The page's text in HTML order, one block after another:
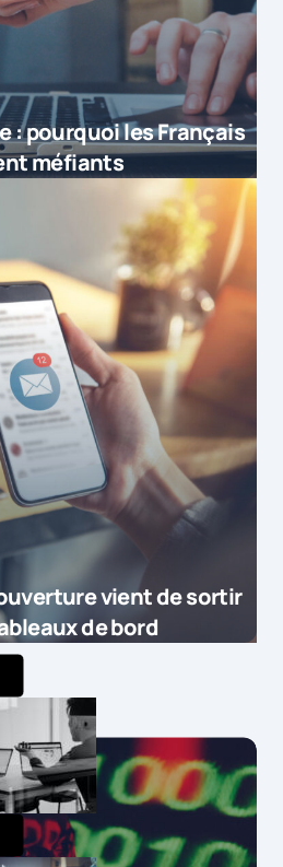
: pourquoi les Français
méfiants
vient de sortir
de bord